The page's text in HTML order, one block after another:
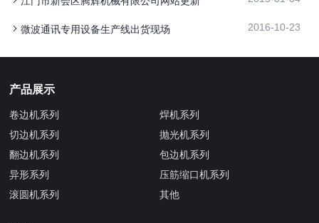
微波通讯专用设备生产线出货现场 2016-10-23
产品展示
卷边机系列
切边机系列
翻边机系列
异形系列
滚圆机系列
焊机系列
抛光机系列
包边机系列
压筋缩口机系列
其他